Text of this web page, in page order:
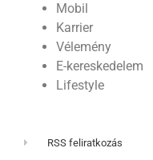
Mobil
Karrier
Vélemény
E-kereskedelem
Lifestyle
RSS feliratkozás